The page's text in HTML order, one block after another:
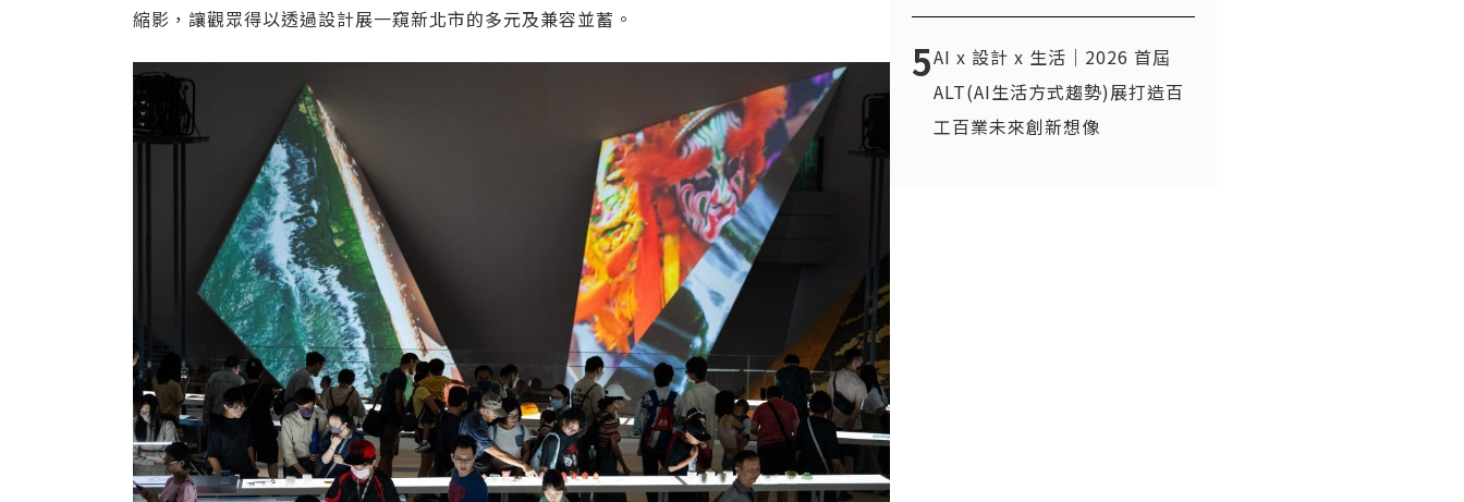
縮影，讓觀眾得以透過設計展一窺新北市的多元及兼容並蓄。
5AI x 設計 x 生活｜2026 首屆
ALT(AI生活方式趨勢)展打造百
工百業未來創新想像